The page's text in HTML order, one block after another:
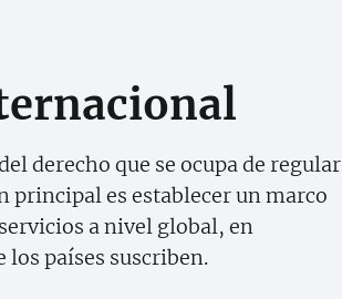
derecho que se ocupa de regular
principal es establecer un marco
a nivel global, en
países suscriben.